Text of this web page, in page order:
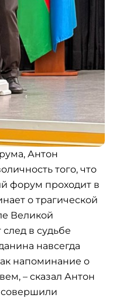
Антон
того, что
форум проходит в
о трагической
Великой
в судьбе
навсегда
напоминание о
– сказал Антон